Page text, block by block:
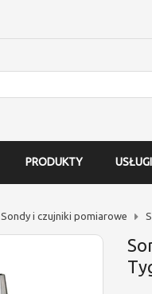
PRODUKTY USŁUGI
Sondy i czujniki pomiarowe